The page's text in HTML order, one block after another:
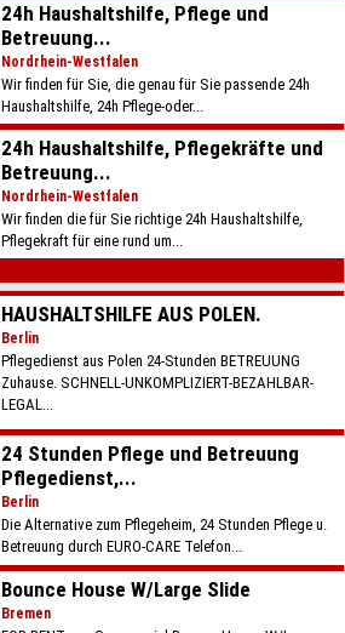
24h Haushaltshilfe, Pflege und
Betreuung...
Nordrhein-Westfalen
Wir finden für Sie, die genau für Sie passende 24h
Haushaltshilfe, 24h Pflege-oder...
24h Haushaltshilfe, Pflegekräfte und
Betreuung...
Nordrhein-Westfalen
Wir finden die für Sie richtige 24h Haushaltshilfe,
Pflegekraft für eine rund um...
HAUSHALTSHILFE AUS POLEN.
Berlin
Pflegedienst aus Polen 24-Stunden BETREUUNG
Zuhause. SCHNELL-UNKOMPLIZIERT-BEZAHLBAR-
LEGAL...
24 Stunden Pflege und Betreuung
Pflegedienst,...
Berlin
Die Alternative zum Pflegeheim, 24 Stunden Pflege u.
Betreuung durch EURO-CARE Telefon...
Bounce House W/Large Slide
Bremen